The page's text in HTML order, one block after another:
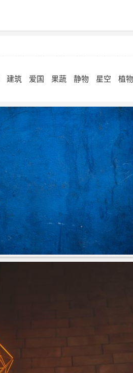
建筑 爱国 果蔬 静物 星空 植物